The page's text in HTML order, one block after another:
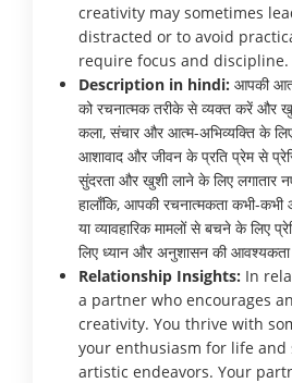
creativity may sometimes
distracted or to avoid
require focus and discipline.
Description in hindi: आपकी
को रचनात्मक तरीके से व्यक्त करें और
कला, संचार और आत्म-अभिव्यक्ति के लिए
आशावाद और जीवन के प्रति प्रेम से
सुंदरता और खुशी लाने के लिए लगातार
हालाँकि, आपकी रचनात्मकता कभी-
या व्यावहारिक मामलों से बचने के लिए
लिए ध्यान और अनुशासन की आवश्यकता
Relationship Insights: In
a partner who encourages
creativity. You thrive with
your enthusiasm for life and
artistic endeavors. Your